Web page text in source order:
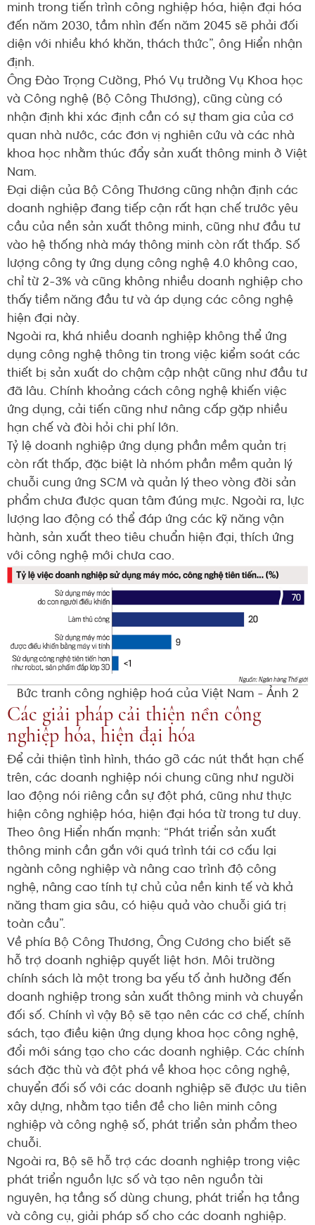
minh trong tiến trình công nghiệp hóa, hiện đại hóa
đến năm 2030, tầm nhìn đến năm 2045 sẽ phải đối
diện với nhiều khó khăn, thách thức”, ông Hiển nhận
định.
Ông Đào Trọng Cường, Phó Vụ trưởng Vụ Khoa học
và Công nghệ (Bộ Công Thương), cũng cùng có
nhận định khi xác định cần có sự tham gia của cơ
quan nhà nước, các đơn vị nghiên cứu và các nhà
khoa học nhằm thúc đẩy sản xuất thông minh ở Việt
Nam.
Đại diện của Bộ Công Thương cũng nhận định các
doanh nghiệp đang tiếp cận rất hạn chế trước yêu
cầu của nền sản xuất thông minh, cũng như đầu tư
vào hệ thống nhà máy thông minh còn rất thấp. Số
lượng công ty ứng dụng công nghệ 4.0 không cao,
chỉ từ 2-3% và cũng không nhiều doanh nghiệp cho
thấy tiềm năng đầu tư và áp dụng các công nghệ
hiện đại này.
Ngoài ra, khá nhiều doanh nghiệp không thể ứng
dụng công nghệ thông tin trong việc kiểm soát các
thiết bị sản xuất do chậm cập nhật cũng như đầu tư
đã lâu. Chính khoảng cách công nghệ khiến việc
ứng dụng, cải tiến cũng như nâng cấp gặp nhiều
hạn chế và đòi hỏi chi phí lớn.
Tỷ lệ doanh nghiệp ứng dụng phần mềm quản trị
còn rất thấp, đặc biệt là nhóm phần mềm quản lý
chuỗi cung ứng SCM và quản lý theo vòng đời sản
phẩm chưa được quan tâm đúng mực. Ngoài ra, lực
lượng lao động có thể đáp ứng các kỹ năng vận
hành, sản xuất theo tiêu chuẩn hiện đại, thích ứng
với công nghệ mới chưa cao.
Bức tranh công nghiệp hoá của Việt Nam - Ảnh 2
Các giải pháp cải thiện nền công
nghiệp hóa, hiện đại hóa
Để cải thiện tình hình, tháo gỡ các nút thắt hạn chế
trên, các doanh nghiệp nói chung cũng như người
lao động nói riêng cần sự đột phá, cũng như thực
hiện công nghiệp hóa, hiện đại hóa từ trong tư duy.
Theo ông Hiển nhấn mạnh: “Phát triển sản xuất
thông minh cần gắn với quá trình tái cơ cấu lại
ngành công nghiệp và nâng cao trình độ công
nghệ, nâng cao tính tự chủ của nền kinh tế và khả
năng tham gia sâu, có hiệu quả vào chuỗi giá trị
toàn cầu”.
Về phía Bộ Công Thương, Ông Cương cho biết sẽ
hỗ trợ doanh nghiệp quyết liệt hơn. Môi trường
chính sách là một trong ba yếu tố ảnh hưởng đến
doanh nghiệp trong sản xuất thông minh và chuyển
đối số. Chính vì vậy Bộ sẽ tạo nên các cơ chế, chính
sách, tạo điều kiện ứng dụng khoa học công nghệ,
đổi mới sáng tạo cho các doanh nghiệp. Các chính
sách đặc thù và đột phá về khoa học công nghệ,
chuyển đối số với các doanh nghiệp sẽ được ưu tiên
xây dựng, nhằm tạo tiền đề cho liên minh công
nghiệp và công nghệ số, phát triển sản phẩm theo
chuỗi.
Ngoài ra, Bộ sẽ hỗ trợ các doanh nghiệp trong việc
phát triển nguồn lực số và tạo nên nguồn tài
nguyên, hạ tầng số dùng chung, phát triển hạ tầng
và công cụ, giải pháp số cho các doanh nghiệp.